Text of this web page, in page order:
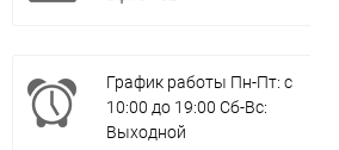
График работы Пн-Пт: с
10:00 до 19:00 Сб-Вс:
Выходной